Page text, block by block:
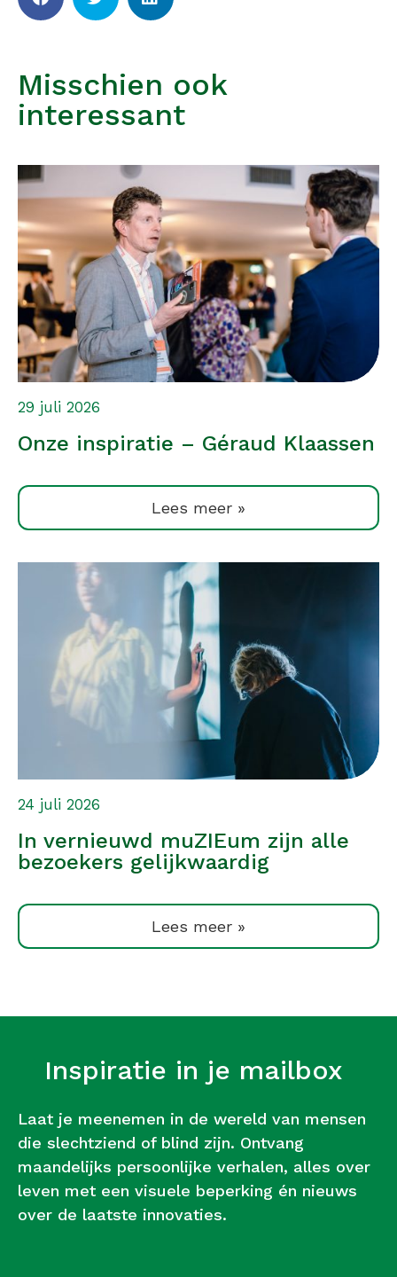
Misschien ook
interessant
Onze inspiratie – Géraud Klaassen
29 juli 2026
Lees meer »
In vernieuwd muZIEum zijn alle
bezoekers gelijkwaardig
24 juli 2026
Lees meer »
Inspiratie in je mailbox
Laat je meenemen in de wereld van mensen
die slechtziend of blind zijn. Ontvang
maandelijks persoonlijke verhalen, alles over
leven met een visuele beperking én nieuws
over de laatste innovaties.